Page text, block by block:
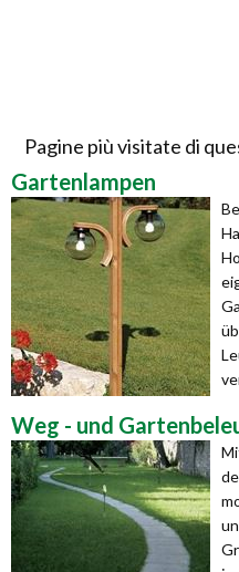
Pagine più visitate di
Gartenlampen
Weg - und